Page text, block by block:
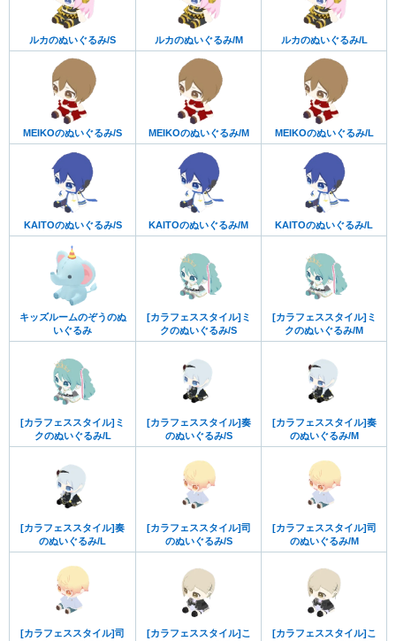
ルカのぬいぐるみ/S ルカのぬいぐるみ/M ルカのぬいぐるみ/L
MEIKOのぬいぐるみ/S MEIKOのぬいぐるみ/M MEIKOのぬいぐるみ/L
KAITOのぬいぐるみ/S KAITOのぬいぐるみ/M KAITOのぬいぐるみ/L
キッズルームのぞうのぬ
いぐるみ
[カラフェススタイル]ミ
クのぬいぐるみ/S
[カラフェススタイル]ミ
クのぬいぐるみ/M
[カラフェススタイル]ミ
クのぬいぐるみ/L
[カラフェススタイル]奏
のぬいぐるみ/S
[カラフェススタイル]奏
のぬいぐるみ/M
[カラフェススタイル]奏
のぬいぐるみ/L
[カラフェススタイル]司
のぬいぐるみ/S
[カラフェススタイル]司
のぬいぐるみ/M
[カラフェススタイル]司
[カラフェススタイル]こ
[カラフェススタイル]こ